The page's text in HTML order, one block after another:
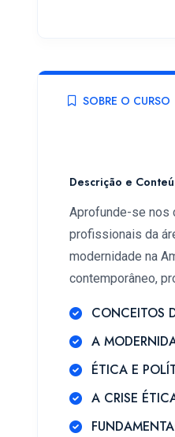
SOBRE O CURSO
Descrição e
Aprofunde-se nos
profissionais da
modernidade na
contemporâneo,
CONCEITOS
A
ÉTICA E
A CRISE